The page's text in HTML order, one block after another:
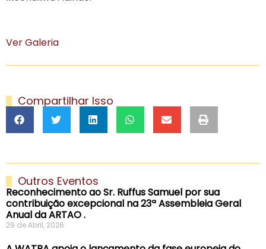
Ver Galeria
Compartilhar Isso
Outros Eventos
Reconhecimento ao Sr. Ruffus Samuel por sua
contribuição excepcional na 23ª Assembleia Geral
Anual da ARTAO .
29 de Abril, 2026